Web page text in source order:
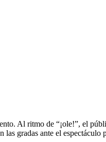
Al ritmo de “¡ole!”, el
las gradas ante el